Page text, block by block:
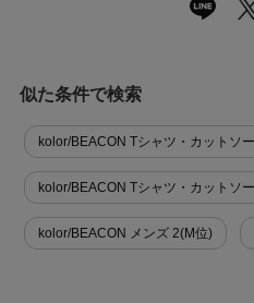
似た条件で検索
kolor/BEACON Tシャツ・カットソ
kolor/BEACON Tシャツ・カットソ
kolor/BEACON メンズ 2(M位)